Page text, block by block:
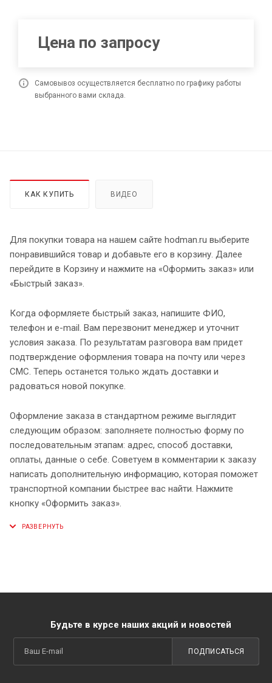
Цена по запросу
Самовывоз осуществляется бесплатно по графику работы
выбранного вами склада.
КАК КУПИТЬ ВИДЕО
Для покупки товара на нашем сайте hodman.ru выберите
понравившийся товар и добавьте его в корзину. Далее
перейдите в Корзину и нажмите на «Оформить заказ» или
«Быстрый заказ».
Когда оформляете быстрый заказ, напишите ФИО,
телефон и e-mail. Вам перезвонит менеджер и уточнит
условия заказа. По результатам разговора вам придет
подтверждение оформления товара на почту или через
СМС. Теперь останется только ждать доставки и
радоваться новой покупке.
Оформление заказа в стандартном режиме выглядит
следующим образом: заполняете полностью форму по
последовательным этапам: адрес, способ доставки,
оплаты, данные о себе. Советуем в комментарии к заказу
написать дополнительную информацию, которая поможет
транспортной компании быстрее вас найти. Нажмите
кнопку «Оформить заказ».
Будьте в курсе наших акций и новостей
ПОДПИСАТЬСЯ